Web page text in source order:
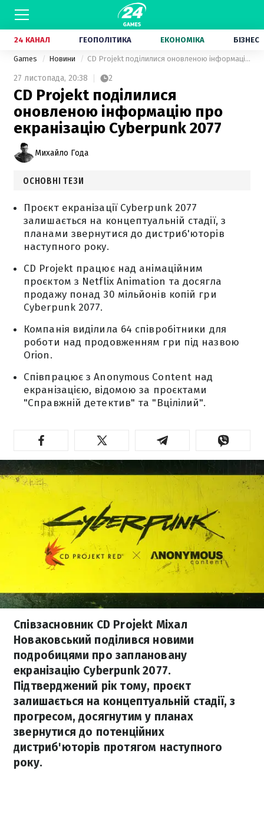
24 КАНАЛ ГЕОПОЛІТИКА ЕКОНОМІКА БІЗНЕС
Games Новини CD Projekt поділилися оновленою інформацію про екранізацію Cyberpunk 2077
27 листопада, 20:38 2
CD Projekt поділилися
оновленою інформацію про
екранізацію Cyberpunk 2077
Михайло Года
ОСНОВНІ ТЕЗИ
Проєкт екранізації Cyberpunk 2077
залишається на концептуальній стадії, з
планами звернутися до дистриб'юторів
наступного року.
CD Projekt працює над анімаційним
проєктом з Netflix Animation та досягла
продажу понад 30 мільйонів копій гри
Cyberpunk 2077.
Компанія виділила 64 співробітники для
роботи над продовженням гри під назвою
Orion.
Співпрацює з Anonymous Content над
екранізацією, відомою за проєктами
"Справжній детектив" та "Вцілілий".
Співзасновник CD Projekt Міхал
Новаковський поділився новими
подробицями про заплановану
екранізацію Cyberpunk 2077.
Підтверджений рік тому, проєкт
залишається на концептуальній стадії, з
прогресом, досягнутим у планах
звернутися до потенційних
дистриб'юторів протягом наступного
року.